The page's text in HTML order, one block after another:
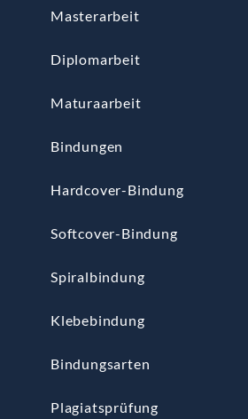
Masterarbeit
Diplomarbeit
Maturaarbeit
Bindungen
Hardcover-Bindung
Softcover-Bindung
Spiralbindung
Klebebindung
Bindungsarten
Plagiatsprüfung